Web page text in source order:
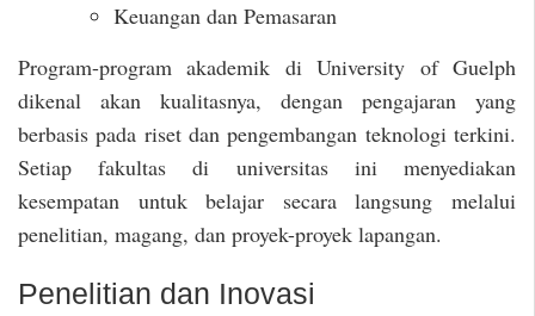
Keuangan dan Pemasaran
Program-program akademik di University of Guelph
dikenal akan kualitasnya, dengan pengajaran yang
berbasis pada riset dan pengembangan teknologi terkini.
Setiap fakultas di universitas ini menyediakan
kesempatan untuk belajar secara langsung melalui
penelitian, magang, dan proyek-proyek lapangan.
Penelitian dan Inovasi